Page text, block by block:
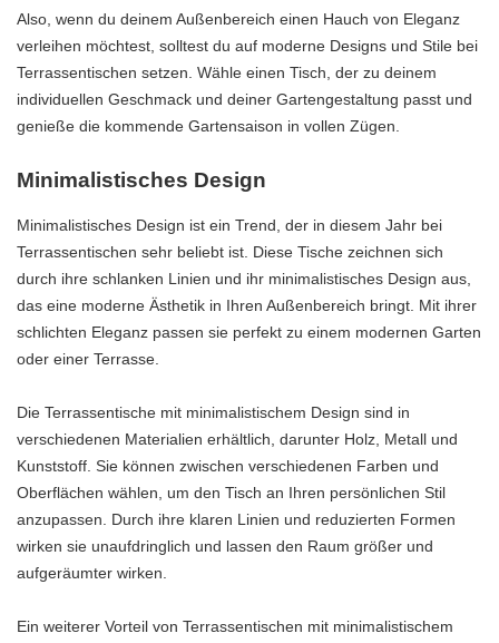
Also, wenn du deinem Außenbereich einen Hauch von Eleganz
verleihen möchtest, solltest du auf moderne Designs und Stile bei
Terrassentischen setzen. Wähle einen Tisch, der zu deinem
individuellen Geschmack und deiner Gartengestaltung passt und
genieße die kommende Gartensaison in vollen Zügen.
Minimalistisches Design
Minimalistisches Design ist ein Trend, der in diesem Jahr bei
Terrassentischen sehr beliebt ist. Diese Tische zeichnen sich
durch ihre schlanken Linien und ihr minimalistisches Design aus,
das eine moderne Ästhetik in Ihren Außenbereich bringt. Mit ihrer
schlichten Eleganz passen sie perfekt zu einem modernen Garten
oder einer Terrasse.
Die Terrassentische mit minimalistischem Design sind in
verschiedenen Materialien erhältlich, darunter Holz, Metall und
Kunststoff. Sie können zwischen verschiedenen Farben und
Oberflächen wählen, um den Tisch an Ihren persönlichen Stil
anzupassen. Durch ihre klaren Linien und reduzierten Formen
wirken sie unaufdringlich und lassen den Raum größer und
aufgeräumter wirken.
Ein weiterer Vorteil von Terrassentischen mit minimalistischem